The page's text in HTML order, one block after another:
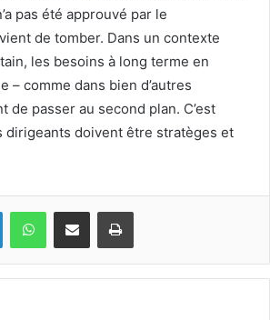
pas été approuvé par le
de tomber. Dans un contexte
les besoins à long terme en
– comme dans bien d’autres
de passer au second plan. C’est
dirigeants doivent être stratèges et
LinkedinWhatsApp
Partagez par mail Imprimez